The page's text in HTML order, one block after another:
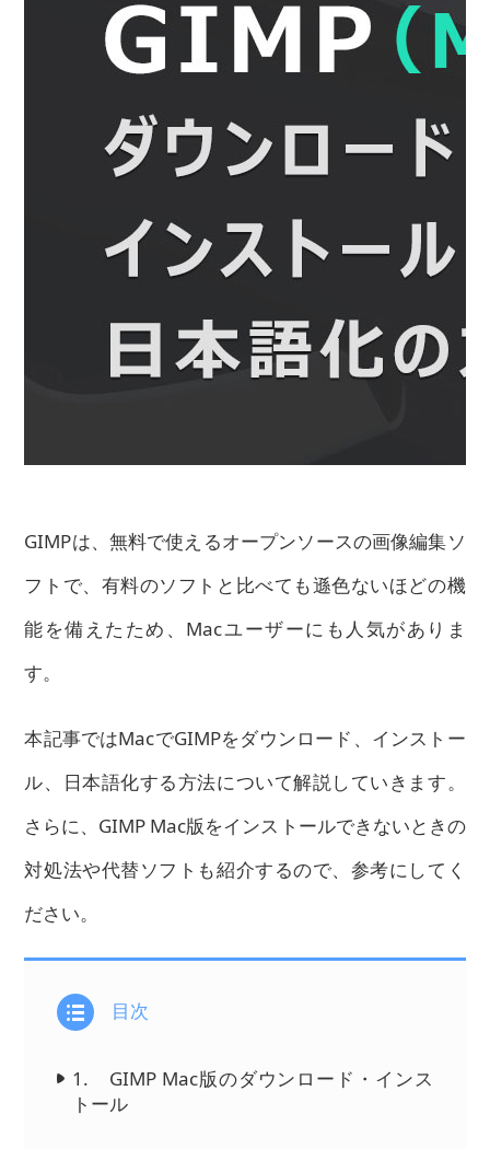
GIMPは、無料で使えるオープンソースの画像編集ソ
フトで、有料のソフトと比べても遜色ないほどの機
能を備えたため、Macユーザーにも人気がありま
す。
本記事ではMacでGIMPをダウンロード、インストー
ル、日本語化する方法について解説していきます。
さらに、GIMP Mac版をインストールできないときの
対処法や代替ソフトも紹介するので、参考にしてく
ださい。
目次
1. GIMP Mac版のダウンロード・インス
トール